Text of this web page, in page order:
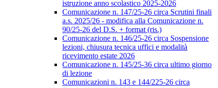
istruzione anno scolastico 2025-2026
Comunicazione n. 147/25-26 circa Scrutini finali
a.s. 2025/26 - modifica alla Comunicazione n.
90/25-26 del D.S. + format (ris.)
Comunicazione n. 146/25-26 circa Sospensione
lezioni, chiusura tecnica uffici e modalità
ricevimento estate 2026
Comunicazione n. 145/25-36 circa ultimo giorno
di lezione
Comunicazioni n. 143 e 144/225-26 circa